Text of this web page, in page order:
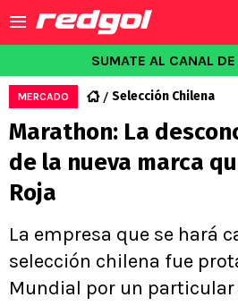
SUMATE AL CANAL DE
MERCADO Selección Chilena
Marathon: La
de la nueva marca
Roja
La empresa que se hará
selección chilena fue
Mundial por un